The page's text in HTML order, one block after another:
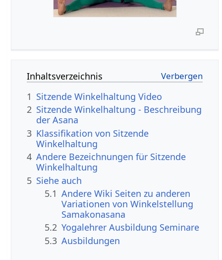
Inhaltsverzeichnis
1 Sitzende Winkelhaltung Video
2 Sitzende Winkelhaltung - Beschreibung
der Asana
3 Klassifikation von Sitzende
Winkelhaltung
4 Andere Bezeichnungen für Sitzende
Winkelhaltung
5 Siehe auch
5.1 Andere Wiki Seiten zu anderen
Variationen von Winkelstellung
Samakonasana
5.2 Yogalehrer Ausbildung Seminare
5.3 Ausbildungen